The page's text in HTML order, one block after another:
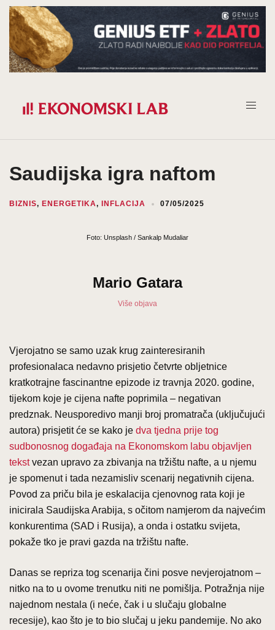
Prijeđi
na
sadržaj
Saudijska igra naftom
BIZNIS, ENERGETIKA, INFLACIJA 07/05/2025
Foto: Unsplash / Sankalp Mudaliar
Mario Gatara
Više objava
Vjerojatno se samo uzak krug zainteresiranih
profesionalaca nedavno prisjetio četvrte obljetnice
kratkotrajne fascinantne epizode iz travnja 2020. godine,
tijekom koje je cijena nafte poprimila – negativan
predznak. Neusporedivo manji broj promatrača (uključujući
autora) prisjetit će se kako je dva tjedna prije tog
sudbonosnog događaja na Ekonomskom labu objavljen
tekstvezan upravo za zbivanja na tržištu nafte, a u njemu
je spomenut i tada nezamisliv scenarij negativnih cijena.
Povod za priču bila je eskalacija cjenovnog rata koji je
inicirala Saudijska Arabija, s očitom namjerom da najvećim
konkurentima (SAD i Rusija), a onda i ostatku svijeta,
pokaže tko je pravi gazda na tržištu nafte.
Danas se repriza tog scenarija čini posve nevjerojatnom –
nitko na to u ovome trenutku niti ne pomišlja. Potražnja nije
najednom nestala (i neće, čak i u slučaju globalne
recesije), kao što je to bio slučaj u jeku pandemije. No ako